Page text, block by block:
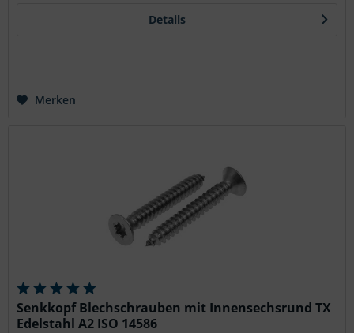
Details
Merken
Senkkopf Blechschrauben mit Innensechsrund TX
Edelstahl A2 ISO 14586